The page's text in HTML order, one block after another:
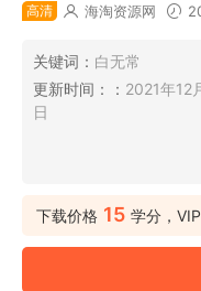
高清 海淘资源网
关键词： 白无常
更新时间：： 2021年12
日
下载价格 15 学分，